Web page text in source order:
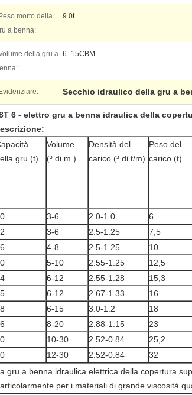
Peso morto della
a benna:
9.0t
della gru a 6 -15CBM
Evidenziare: Secchio idraulico della gru a
6 - elettro gru a benna idraulica della
gru (t)
Volume
(³ di m.)
Densità del
carico (³ di t/m)
Peso del
carico (t)
3-6 2.0-1.0 6
3-6 2.5-1.25 7,5
4-8 2.5-1.25 10
5-10 2.55-1.25 12,5
6-12 2.55-1.28 15,3
6-12 2.67-1.33 16
6-15 3.0-1.2 18
8-20 2.88-1.15 23
10-30 2.52-0.84 25,2
12-30 2.52-0.84 32
gru a benna idraulica elettrica della copertura
per i materiali di grande viscosità